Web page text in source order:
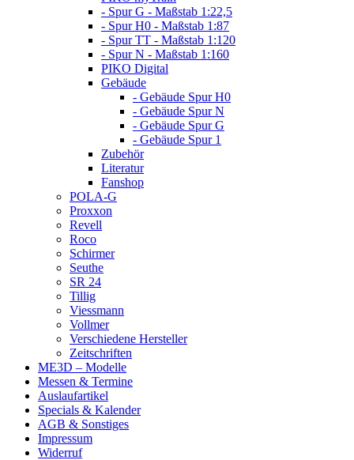
- Spur G - Maßstab 1:22,5
- Spur H0 - Maßstab 1:87
- Spur TT - Maßstab 1:120
- Spur N - Maßstab 1:160
PIKO Digital
Gebäude
- Gebäude Spur H0
- Gebäude Spur N
- Gebäude Spur G
- Gebäude Spur 1
Zubehör
Literatur
Fanshop
POLA-G
Proxxon
Revell
Roco
Schirmer
Seuthe
SR 24
Tillig
Viessmann
Vollmer
Verschiedene Hersteller
Zeitschriften
ME3D – Modelle
Messen & Termine
Auslaufartikel
Specials & Kalender
AGB & Sonstiges
Impressum
Widerruf